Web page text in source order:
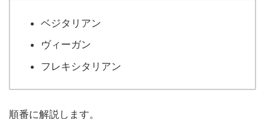
ベジタリアン
ヴィーガン
フレキシタリアン
順番に解説します。